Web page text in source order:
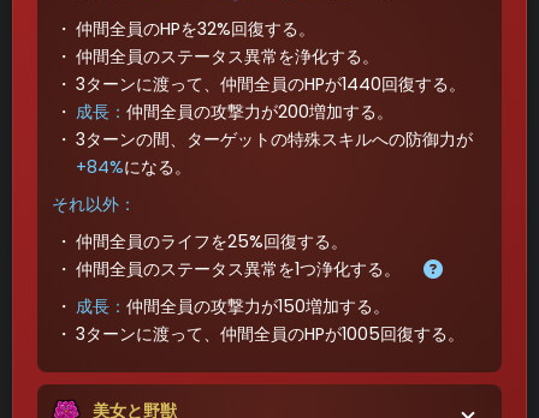
仲間全員のHPを32%回復する。
仲間全員のステータス異常を浄化する。
3ターンに渡って、仲間全員のHPが1440回復する。
成長 ：仲間全員の攻撃力が200増加する。
3ターンの間、ターゲットの特殊スキルへの防御力が
+84%になる。
それ以外：
仲間全員のライフを25%回復する。
仲間全員のステータス異常を1つ浄化する。
成長 ：仲間全員の攻撃力が150増加する。
3ターンに渡って、仲間全員のHPが1005回復する。
美女と野獣